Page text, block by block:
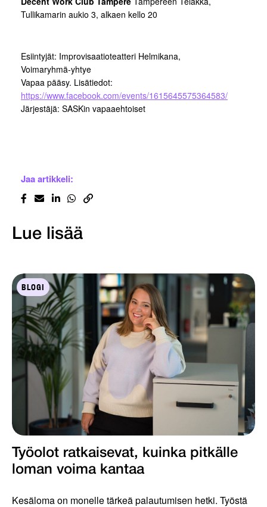
Tullikamarin aukio 3, alkaen kello 20
Esiintyjät: Improvisaatioteatteri Helmikana,
Voimaryhmä-yhtye
Vapaa pääsy. Lisätiedot:
https://www.facebook.com/events/1615645575364583/
Järjestäjä: SASKin vapaaehtoiset
Jaa artikkeli:
Lue lisää
BLOGI
Työolot ratkaisevat, kuinka pitkälle
loman voima kantaa
Kesäloma on monelle tärkeä palautumisen hetki. Työstä